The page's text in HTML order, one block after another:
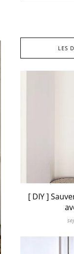
LES
[ DIY ]